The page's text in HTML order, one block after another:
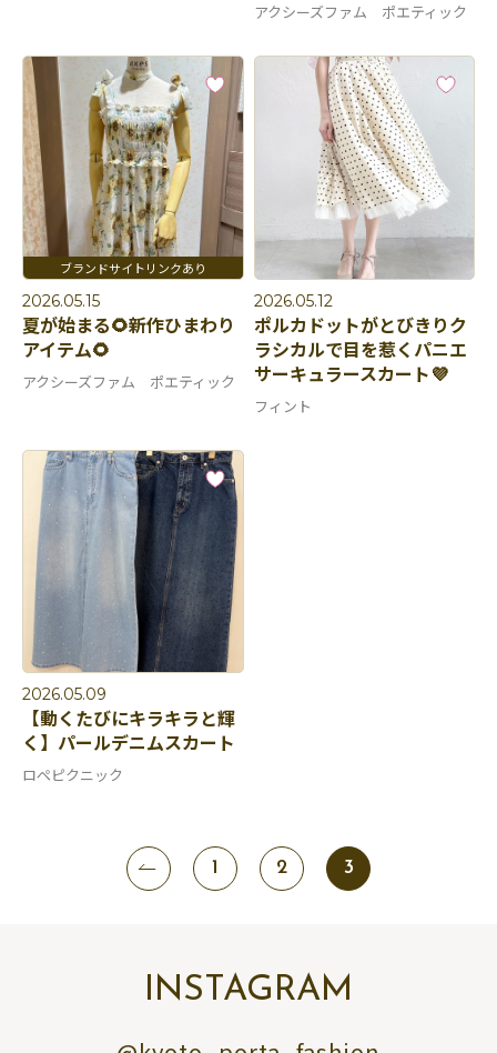
アクシーズファム ポエティック
2026.05.15
夏が始まる🌻新作ひまわり
アイテム🌻
アクシーズファム ポエティック
2026.05.12
ポルカドットがとびきりク
ラシカルで目を惹くパニエ
サーキュラースカート💜
フィント
2026.05.09
【動くたびにキラキラと輝
く】パールデニムスカート
ロペピクニック
1 2 3
INSTAGRAM